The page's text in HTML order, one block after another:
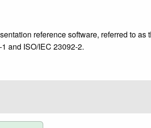
reference software, referred to
and ISO/IEC 23092-2.